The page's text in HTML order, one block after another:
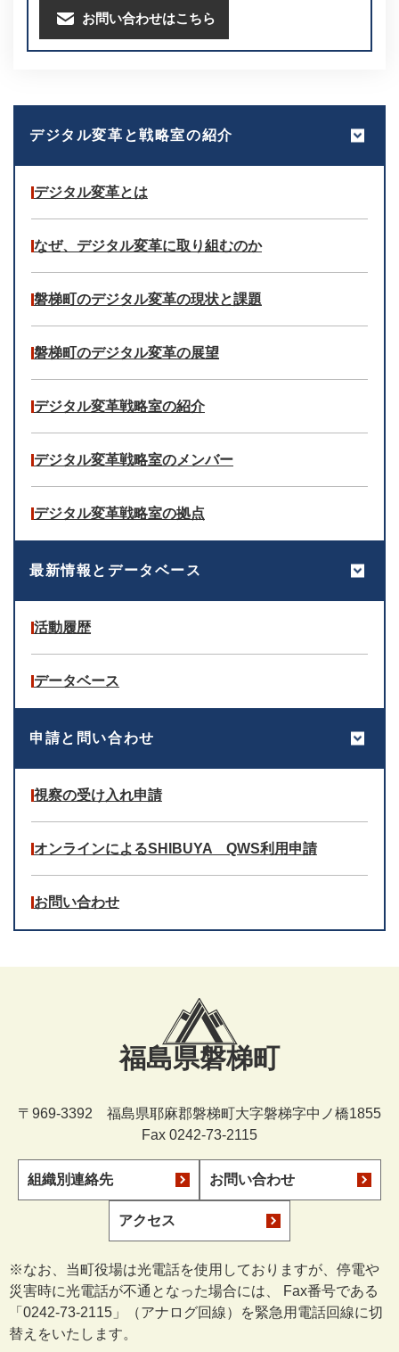
お問い合わせはこちら
デジタル変革と戦略室の紹介
デジタル変革とは
なぜ、デジタル変革に取り組むのか
磐梯町のデジタル変革の現状と課題
磐梯町のデジタル変革の展望
デジタル変革戦略室の紹介
デジタル変革戦略室のメンバー
デジタル変革戦略室の拠点
最新情報とデータベース
活動履歴
データベース
申請と問い合わせ
視察の受け入れ申請
オンラインによるSHIBUYA QWS利用申請
お問い合わせ
福島県磐梯町
〒969-3392 福島県耶麻郡磐梯町大字磐梯字中ノ橋1855
Fax 0242-73-2115
組織別連絡先 お問い合わせ
アクセス
※なお、当町役場は光電話を使用しておりますが、停電や
災害時に光電話が不通となった場合には、 Fax番号である
「0242-73-2115」（アナログ回線）を緊急用電話回線に切
替えをいたします。